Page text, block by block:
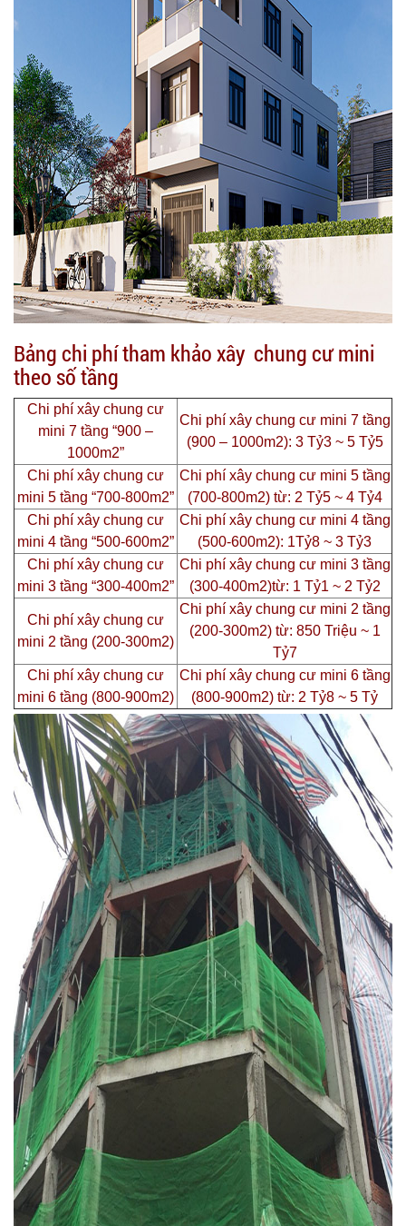
Bảng chi phí tham khảo xây chung cư mini
theo số tầng
Chi phí xây chung cư
mini 7 tầng “900 –
1000m2”
Chi phí xây chung cư mini 7 tầng
(900 – 1000m2): 3 Tỷ3 ~ 5 Tỷ5
Chi phí xây chung cư
mini 5 tầng “700-800m2”
Chi phí xây chung cư mini 5 tầng
(700-800m2) từ: 2 Tỷ5 ~ 4 Tỷ4
Chi phí xây chung cư
mini 4 tầng “500-600m2”
Chi phí xây chung cư mini 4 tầng
(500-600m2): 1Tỷ8 ~ 3 Tỷ3
Chi phí xây chung cư
mini 3 tầng “300-400m2”
Chi phí xây chung cư mini 3 tầng
(300-400m2)từ: 1 Tỷ1 ~ 2 Tỷ2
Chi phí xây chung cư
mini 2 tầng (200-300m2)
Chi phí xây chung cư mini 2 tầng
(200-300m2) từ: 850 Triệu ~ 1
Tỷ7
Chi phí xây chung cư
mini 6 tầng (800-900m2)
Chi phí xây chung cư mini 6 tầng
(800-900m2) từ: 2 Tỷ8 ~ 5 Tỷ